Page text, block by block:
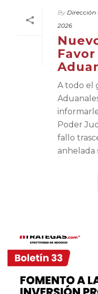
By Dirección
2026
A todo el
Poder
fallo
anhelada